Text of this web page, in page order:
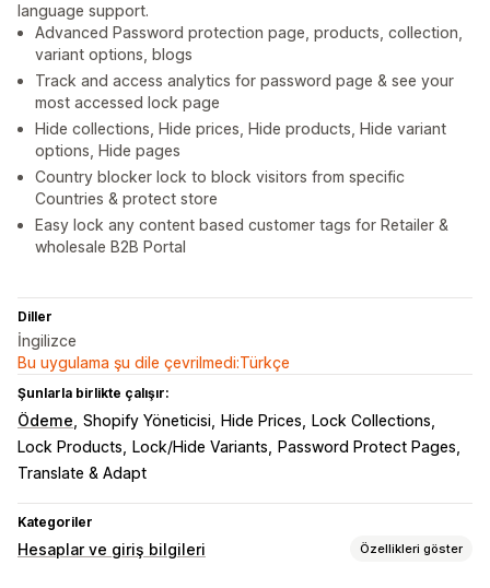
language support.
Advanced Password protection page, products, collection,
variant options, blogs
Track and access analytics for password page & see your
most accessed lock page
Hide collections, Hide prices, Hide products, Hide variant
options, Hide pages
Country blocker lock to block visitors from specific
Countries & protect store
Easy lock any content based customer tags for Retailer &
wholesale B2B Portal
Diller
İngilizce
Bu uygulama şu dile çevrilmedi:Türkçe
Şunlarla birlikte çalışır:
Ödeme Shopify Yöneticisi Hide Prices
Lock Collections
Lock Products
Lock/Hide Variants
Password Protect Pages
Translate & Adapt
Kategoriler
Hesaplar ve giriş bilgileri Özellikleri göster